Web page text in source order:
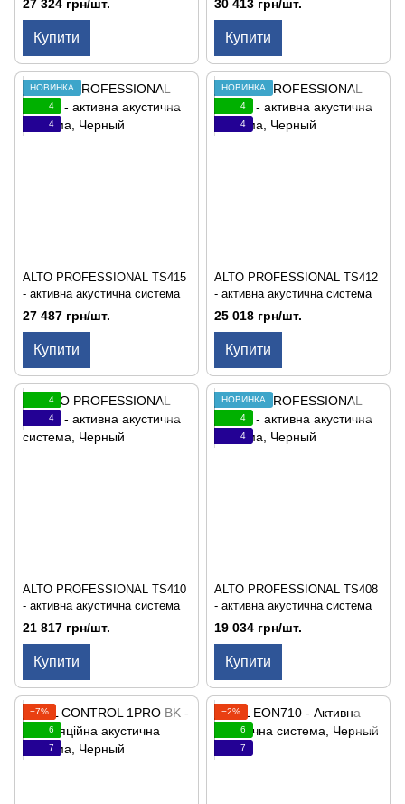
27 324 грн/шт.
Купити
30 413 грн/шт.
Купити
НОВИНКА
4
4
ALTO PROFESSIONAL TS415
- активна акустична система
27 487 грн/шт.
Купити
НОВИНКА
4
4
ALTO PROFESSIONAL TS412
- активна акустична система
25 018 грн/шт.
Купити
4
4
ALTO PROFESSIONAL TS410
- активна акустична система
21 817 грн/шт.
Купити
НОВИНКА
4
4
ALTO PROFESSIONAL TS408
- активна акустична система
19 034 грн/шт.
Купити
−7%
6
7
−2%
6
7